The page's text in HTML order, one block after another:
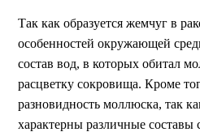
Так как образуется жемчуг в
особенностей окружающей
состав вод, в которых обитал
расцветку сокровища. Кроме
разновидность моллюска, так
характерны различные составы